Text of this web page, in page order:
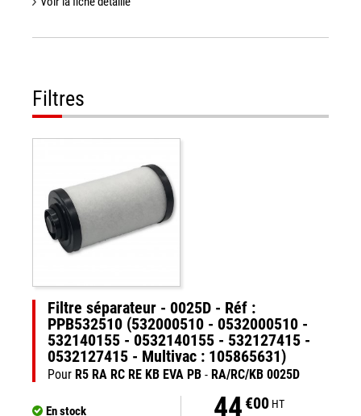
Filtres
Filtre séparateur - 0025D - Réf :
PPB532510 (532000510 - 0532000510 -
532140155 - 0532140155 - 532127415 -
0532127415 - Multivac : 105865631)
Pour R5 RA RC RE KB EVA PB - RA/RC/KB 0025D
En stock
44 €00 HT